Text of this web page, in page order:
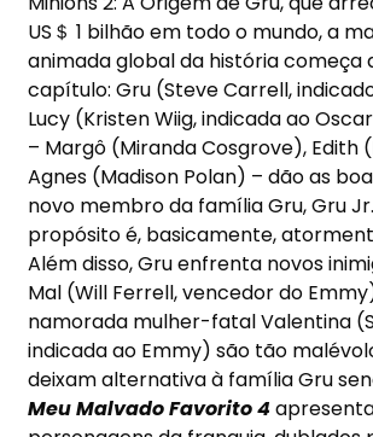
US＄ 1 bilhão em todo o mundo, a
animada global da história começa
capítulo: Gru (Steve Carrell,
Lucy (Kristen Wiig, indicada ao
– Margô (Miranda Cosgrove), Edith
Agnes (Madison Polan) – dão as
novo membro da família Gru, Gru
propósito é, basicamente,
Além disso, Gru enfrenta novos
Mal (Will Ferrell, vencedor do
namorada mulher-fatal Valentina
indicada ao Emmy) são tão
deixam alternativa à família Gru
Meu Malvado Favorito 4